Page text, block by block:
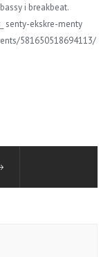
i breakbeat.
senty-ekskre-menty
581650518694113/